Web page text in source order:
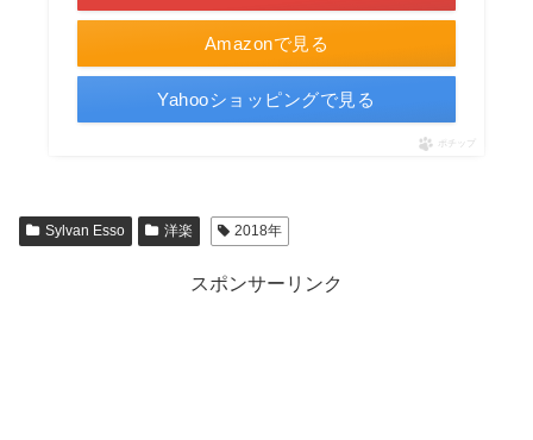
Amazonで見る
Yahooショッピングで見る
ポチップ
Sylvan Esso 洋楽 2018年
スポンサーリンク